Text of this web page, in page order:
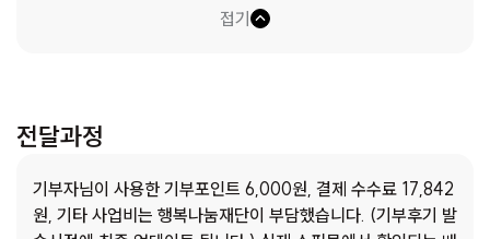
접기
전달과정
기부자님이 사용한 기부포인트 6,000원, 결제 수수료 17,842
원, 기타 사업비는 행복나눔재단이 부담했습니다. (기부후기 발